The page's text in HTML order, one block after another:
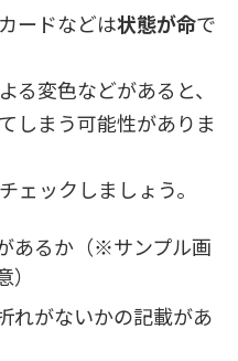
ードなどは状態が命で
る変色などがあると、
しまう可能性がありま
ェックしましょう。
あるか（※サンプル画
れがないかの記載があ